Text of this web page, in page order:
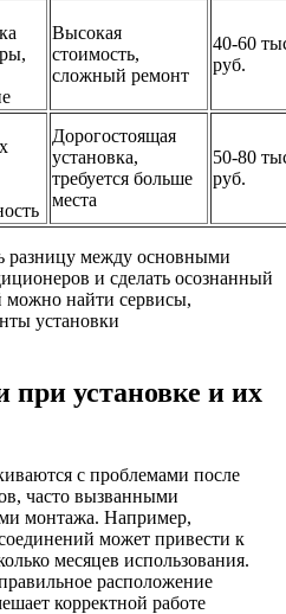
Высокая
стоимость,
сложный ремонт
40-60
руб.
Дорогостоящая
установка,
требуется больше
места
50-80
руб.
разницу между основными
и сделать осознанный
можно найти сервисы,
установки
установке и их
с проблемами после
часто вызванными
монтажа. Например,
может привести к
месяцев использования.
расположение
корректной работе